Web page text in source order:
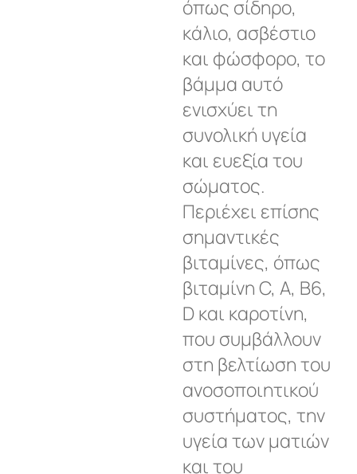
όπως σίδηρο,
κάλιο, ασβέστιο
και φώσφορο, το
βάμμα αυτό
ενισχύει τη
συνολική υγεία
και ευεξία του
σώματος.
Περιέχει επίσης
σημαντικές
βιταμίνες, όπως
βιταμίνη C, A, B6,
D και καροτίνη,
που συμβάλλουν
στη βελτίωση του
ανοσοποιητικού
συστήματος, την
υγεία των ματιών
και του